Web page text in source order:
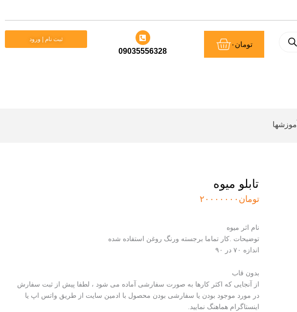
تومان ۰سبد
خرید
09035556328
ثبت نام | ورود
آموزشها
تابلو میوه
تومان ۲۰۰۰۰۰۰۰
نام اثر میوه
توضیحات .کار تماما برجسته ورنگ روغن استفاده شده
اندازه ۷۰ در ۹۰
بدون قاب
از آنجایی که اکثر کارها به صورت سفارشی آماده می شود ، لطفا پیش از ثبت سفارش
در مورد موجود بودن یا سفارشی بودن محصول با ادمین سایت از طریق واتس اپ یا
اینستاگرام هماهنگ نمایید.